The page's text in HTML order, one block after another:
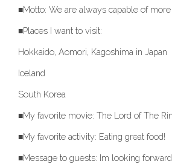
■Motto: We are always capable of
■Places I want to visit:
Hokkaido, Aomori, Kagoshima in Japan
Iceland
South Korea
■My favorite movie: The Lord of The
■My favorite activity: Eating great food!
■Message to guests: Im looking